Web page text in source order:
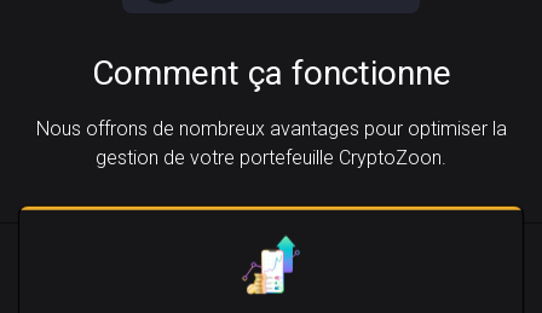
Comment ça fonctionne
Nous offrons de nombreux avantages pour optimiser la
gestion de votre portefeuille CryptoZoon.